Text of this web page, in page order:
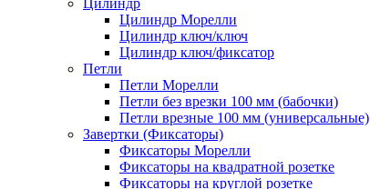
Цилиндр
Цилиндр Морелли
Цилиндр ключ/ключ
Цилиндр ключ/фиксатор
Петли
Петли Морелли
Петли без врезки 100 мм (бабочки)
Петли врезные 100 мм (универсальные)
Завертки (Фиксаторы)
Фиксаторы Морелли
Фиксаторы на квадратной розетке
Фиксаторы на круглой розетке